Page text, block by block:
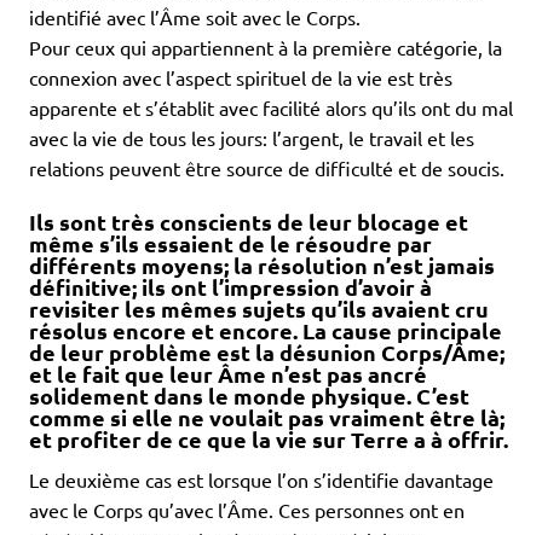
identifié avec l’Âme soit avec le Corps.
Pour ceux qui appartiennent à la première catégorie, la
connexion avec l’aspect spirituel de la vie est très
apparente et s’établit avec facilité alors qu’ils ont du mal
avec la vie de tous les jours: l’argent, le travail et les
relations peuvent être source de difficulté et de soucis.
Ils sont très conscients de leur blocage et
même s’ils essaient de le résoudre par
différents moyens; la résolution n’est jamais
définitive; ils ont l’impression d’avoir à
revisiter les mêmes sujets qu’ils avaient cru
résolus encore et encore. La cause principale
de leur problème est la désunion Corps/Âme;
et le fait que leur Âme n’est pas ancré
solidement dans le monde physique. C’est
comme si elle ne voulait pas vraiment être là;
et profiter de ce que la vie sur Terre a à offrir.
Le deuxième cas est lorsque l’on s’identifie davantage
avec le Corps qu’avec l’Âme. Ces personnes ont en